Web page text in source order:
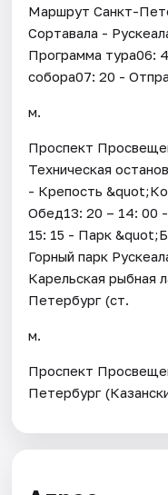
Маршрут Санкт-
Сортавала -
Программа тура06:
собора07: 20 -
м.
Проспект
Техническая
- Крепость
Обед13: 20 – 14: 00
15: 15 - Парк
Горный парк
Карельская рыбная
Петербург (ст.
м.
Проспект
Петербург